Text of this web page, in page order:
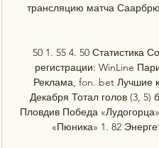
трансляцию матча
50 1. 55 4. 50 Статистика
регистрации: WinLine
Реклама, fon. bet Лучшие
Декабря Тотал голов (3,
Пловдив Победа
«Пюника» 1. 82